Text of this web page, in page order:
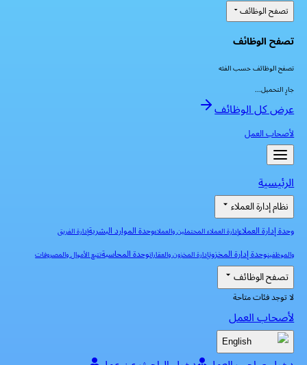
تصفح الوظائف
تصفح الوظائف
تصفح الوظائف حسب الفئه
جارٍ التحميل...
عرض كل الوظائف
لأصحاب العمل
الرئيسية
نظام إدارة العملاء
وحدة إدارة العملاءإدارة العملاء المحتملين والعملاءوحدة الموارد البشريةإدارة الفريق
والموظفينوحدة إدارة المخزونإدارة المخزون والعقاراتوحدة المحاسبةتتبع الأموال والمصروفات
تصفح الوظائف
لا توجد فئات متاحة
لأصحاب العمل
English